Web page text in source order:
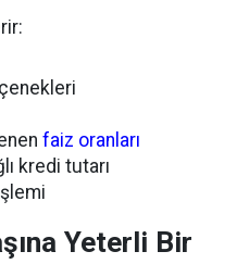
faiz oranları
kredi tutarı
Yeterli Bir